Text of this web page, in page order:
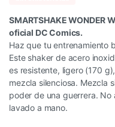
SMARTSHAKE WONDER
oficial DC Comics.
Haz que tu entrenamiento
Este shaker de acero
es resistente, ligero (170
mezcla silenciosa. Mezcla
poder de una guerrera.
lavado a mano.